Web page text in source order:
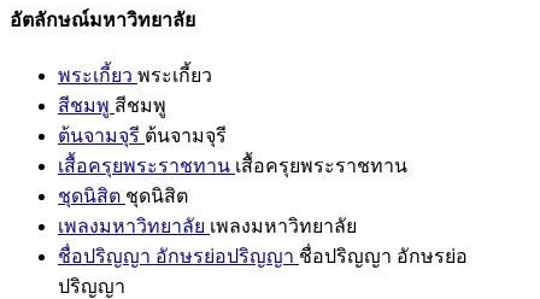
อัตลักษณ์มหาวิทยาลัย
พระเกี้ยว พระเกี้ยว
สีชมพู สีชมพู
ต้นจามจุรี ต้นจามจุรี
เสื้อครุยพระราชทาน เสื้อครุยพระราชทาน
ชุดนิสิต ชุดนิสิต
เพลงมหาวิทยาลัย เพลงมหาวิทยาลัย
ชื่อปริญญา อักษรย่อปริญญา ชื่อปริญญา อักษรย่อ
ปริญญา